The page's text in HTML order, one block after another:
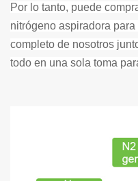
Por lo tanto, puede
nitrógeno aspiradora
completo de nosotros
todo en una sola toma